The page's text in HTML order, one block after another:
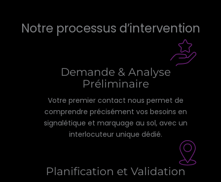
Notre processus d’intervention
Demande & Analyse
Préliminaire
Votre premier contact nous permet de
comprendre précisément vos besoins en
signalétique et marquage au sol, avec un
interlocuteur unique dédié.
Planification et Validation